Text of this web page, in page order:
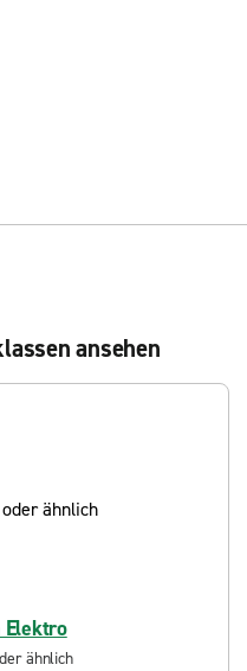
ansehen
ähnlich